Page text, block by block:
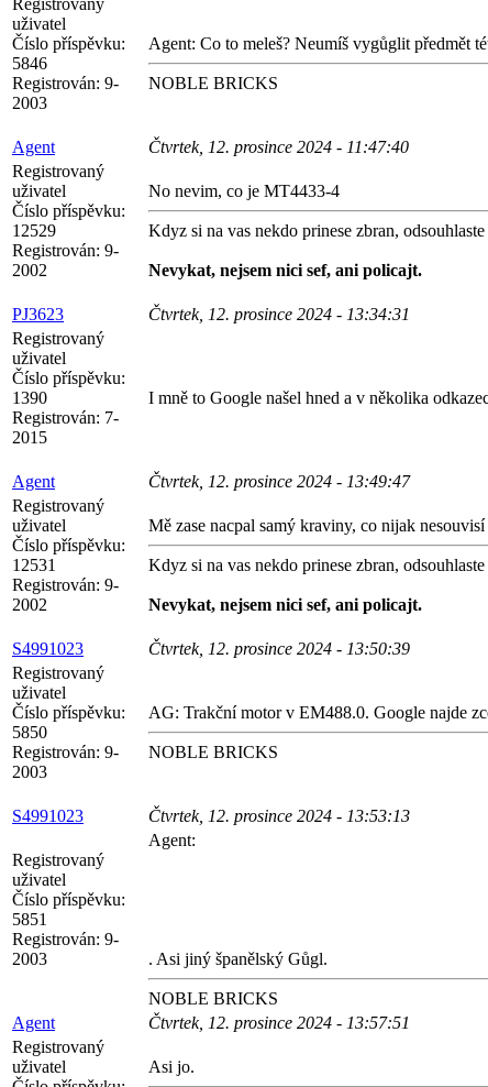
Registrovaný
uživatel
Číslo příspěvku:
5846
Registrován: 9-
2003
Agent: Co to meleš? Neumíš vygůglit předmět
NOBLE BRICKS
Agent
Čtvrtek, 12. prosince 2024 - 11:47:40
Registrovaný
uživatel
Číslo příspěvku:
12529
Registrován: 9-
2002
No nevim, co je MT4433-4
Kdyz si na vas nekdo prinese zbran,
Nevykat, nejsem nici sef, ani policajt.
PJ3623
Čtvrtek, 12. prosince 2024 - 13:34:31
Registrovaný
uživatel
Číslo příspěvku:
1390
Registrován: 7-
2015
I mně to Google našel hned a v několika
Agent
Čtvrtek, 12. prosince 2024 - 13:49:47
Registrovaný
uživatel
Číslo příspěvku:
12531
Registrován: 9-
2002
Mě zase nacpal samý kraviny, co nijak
Kdyz si na vas nekdo prinese zbran,
Nevykat, nejsem nici sef, ani policajt.
S4991023
Čtvrtek, 12. prosince 2024 - 13:50:39
Registrovaný
uživatel
Číslo příspěvku:
5850
Registrován: 9-
2003
AG: Trakční motor v EM488.0. Google najde
NOBLE BRICKS
S4991023 Čtvrtek, 12. prosince 2024 - 13:53:13
Registrovaný
uživatel
Číslo příspěvku:
5851
Registrován: 9-
2003
Agent:
. Asi jiný španělský Gůgl.
NOBLE BRICKS
Agent
Čtvrtek, 12. prosince 2024 - 13:57:51
Registrovaný
uživatel
Asi jo.